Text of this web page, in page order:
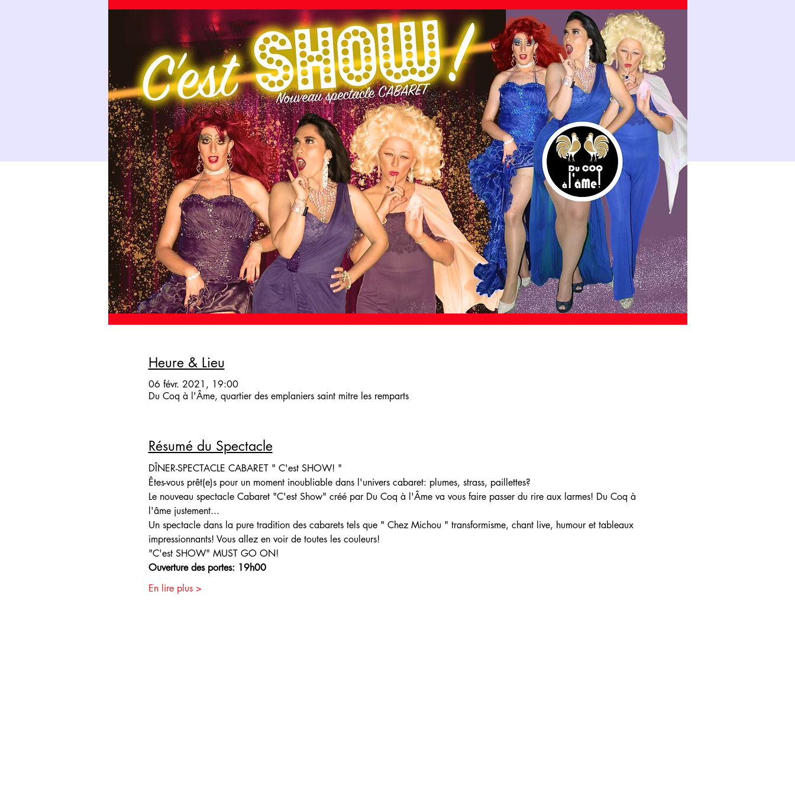
Heure & Lieu
06 févr. 2021, 19:00
Du Coq à l'Âme, quartier des emplaniers saint mitre les remparts
Résumé du Spectacle
DÎNER-SPECTACLE CABARET " C'est SHOW! "
Êtes-vous prêt(e)s pour un moment inoubliable dans l'univers cabaret: plumes, strass, paillettes?
Le nouveau spectacle Cabaret "C'est Show" créé par Du Coq à l'Âme va vous faire passer du rire aux larmes! Du Coq à
l'âme justement...
Un spectacle dans la pure tradition des cabarets tels que " Chez Michou " transformisme, chant live, humour et tableaux
impressionnants! Vous allez en voir de toutes les couleurs!
"C'est SHOW" MUST GO ON!
Ouverture des portes: 19h00
En lire plus >